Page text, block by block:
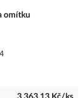
omítku